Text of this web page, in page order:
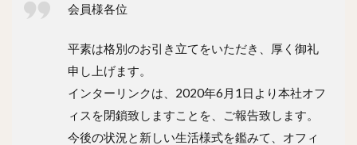
会員様各位
平素は格別のお引き立てをいただき、厚く御礼
申し上げます。
インターリンクは、2020年6月1日より本社オフ
ィスを閉鎖致しますことを、ご報告致します。
今後の状況と新しい生活様式を鑑みて、オフィ